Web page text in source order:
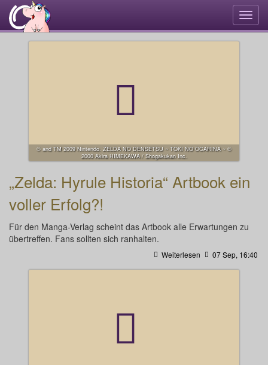
© and TM 2009 Nintendo. ZELDA NO DENSETSU ~ TOKI NO OCARINA ~ ©
2000 Akira HIMEKAWA / Shogakukan Inc.
„Zelda: Hyrule Historia“ Artbook ein
voller Erfolg?!
Für den Manga-Verlag scheint das Artbook alle Erwartungen zu
übertreffen. Fans sollten sich ran­hal­ten.
Weiterlesen 07 Sep, 16:40